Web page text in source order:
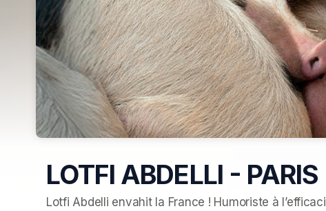
LOTFI ABDELLI - PARIS
Lotfi Abdelli envahit la France ! Humoriste à